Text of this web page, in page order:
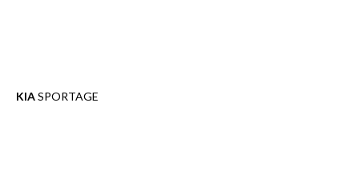
KIASPORTAGE